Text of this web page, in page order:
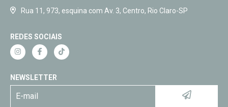
Rua 11, 973, esquina com Av. 3, Centro, Rio Claro-SP
REDES SOCIAIS
NEWSLETTER